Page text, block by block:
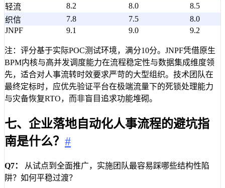
轻流
8.2 8.0
8.5
织信
7.8 7.5
8.0
JNPF
9.1 9.0 9.2
注：评分基于实际POC测试环境，满分10分。JNPF凭借原生
BPM内核与高并发调度能力在流程稳定性与数据集成维度领
先，适合对人事流转时效要求严苛的大型组织。技术团队在
最终定标时，应优先验证平台在极端流量下的死锁处理能力
与灾备恢复RTO，而非盲目追求功能堆砌。
七、企业落地自动化人事流程的避坑指
南是什么？ #
Q7：
从试点到全面推广，实施团队最容易踩哪些结构性陷
阱？如何平稳过渡？